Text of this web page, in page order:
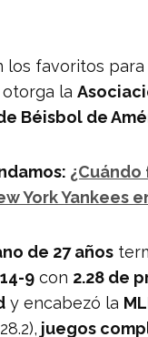
los favoritos
otorga la
Béisbol de
York Yankees
de 27 años
14-9 con 2.28 de
y encabezó la
juegos